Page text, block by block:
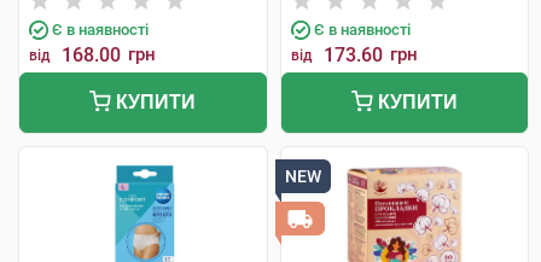
Є в наявності
від 168.00 грн
КУПИТИ
Є в наявності
від 173.60 грн
КУПИТИ
NEW